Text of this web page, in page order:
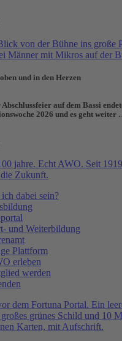
und in den Herzen
auf dem Bassi
2026 und es geht weiter
dabei sein?
und Weiterbildung
Plattform
erleben
werden